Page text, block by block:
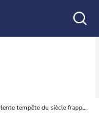
Le 16 octobre 1987 : la plus violente tempête du siècle frappait la Bretagne et la Normandie